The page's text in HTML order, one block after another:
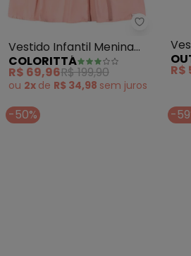
Colorittá
Vestido Infantil Menina
com Babados (Rosa)
COLORITTÁ
R$ 69,96R$ 199,90
ou 2x de R$ 34,98 sem juros
R$
-50% -